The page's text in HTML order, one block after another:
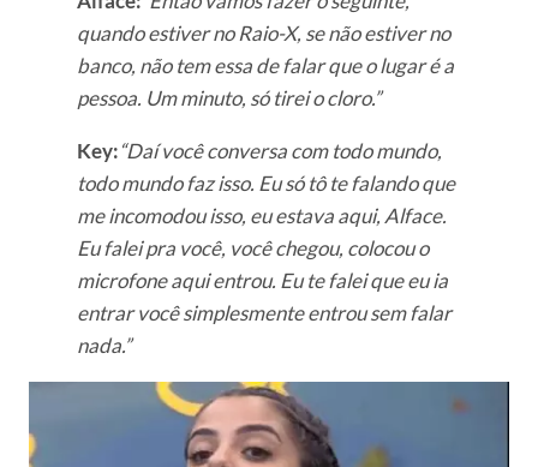
quando estiver no Raio-X, se não estiver no
banco, não tem essa de falar que o lugar é a
pessoa. Um minuto, só tirei o cloro.”
Key:“Daí você conversa com todo mundo,
todo mundo faz isso. Eu só tô te falando que
me incomodou isso, eu estava aqui, Alface.
Eu falei pra você, você chegou, colocou o
microfone aqui entrou. Eu te falei que eu ia
entrar você simplesmente entrou sem falar
nada.”